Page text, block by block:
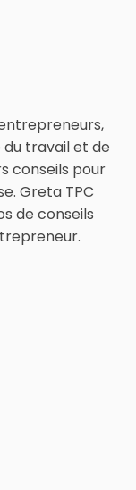
du travail et de
conseils pour
Greta TPC
de conseils